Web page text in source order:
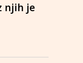
njih je